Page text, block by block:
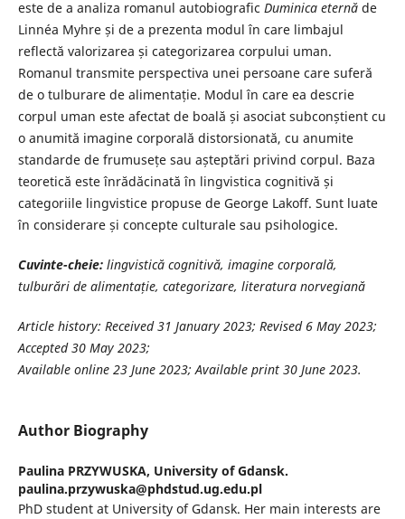
este de a analiza romanul autobiografic Duminica eternăde
Linnéa Myhre și de a prezenta modul în care limbajul
reflectă valorizarea și categorizarea corpului uman.
Romanul transmite perspectiva unei persoane care suferă
de o tulburare de alimentație. Modul în care ea descrie
corpul uman este afectat de boală și asociat subconștient cu
o anumită imagine corporală distorsionată, cu anumite
standarde de frumusețe sau așteptări privind corpul. Baza
teoretică este înrădăcinată în lingvistica cognitivă și
categoriile lingvistice propuse de George Lakoff. Sunt luate
în considerare și concepte culturale sau psihologice.
Cuvinte-cheie: lingvistică cognitivă, imagine corporală,
tulburări de alimentație, categorizare, literatura norvegiană
Article history: Received31 January 2023; Revised 6 May 2023;
Accepted30 May 2023;
Available online 23 June 2023; Available print 30 June 2023.
Author Biography
Paulina PRZYWUSKA, University of Gdansk.
paulina.przywuska@phdstud.ug.edu.pl
PhD student at University of Gdansk. Her main interests are